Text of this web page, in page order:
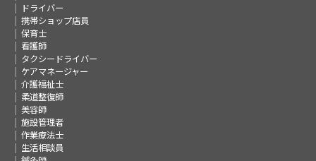
ドライバー
携帯ショップ店員
保育士
看護師
タクシードライバー
ケアマネージャー
介護福祉士
柔道整復師
美容師
施設管理者
作業療法士
生活相談員